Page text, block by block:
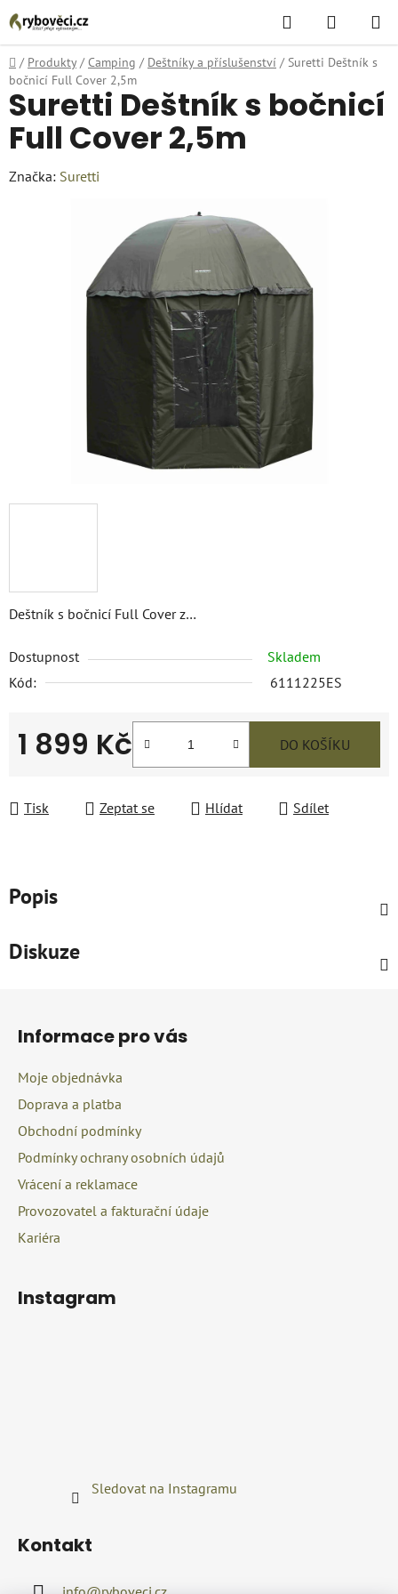
Přejít
na
obsah
Hledat
KOŠÍK
Domů
/ Produkty / Camping / Deštníky a příslušenství / Suretti Deštník s
bočnicí Full Cover 2,5m
Deštník s bočnicí Full Cover z…
Dostupnost
Skladem
Kód:
6111225ES
1 899 Kč DO KOŠÍKU
Tisk Zeptat se Hlídat Sdílet
Suretti Deštník s bočnicí
Full Cover 2,5m
Značka: Suretti
Popis
Diskuze
Informace pro vás
Moje objednávka
Doprava a platba
Obchodní podmínky
Podmínky ochrany osobních údajů
Vrácení a reklamace
Provozovatel a fakturační údaje
Kariéra
Instagram
Sledovat na Instagramu
Kontakt